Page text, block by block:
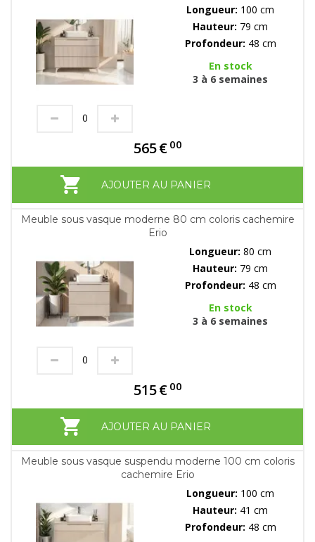
Longueur: 100 cm
Hauteur: 79 cm
Profondeur: 48 cm
En stock
3 à 6 semaines
565€ 00
AJOUTER AU PANIER
Meuble sous vasque moderne 80 cm coloris cachemire
Erio
Longueur: 80 cm
Hauteur: 79 cm
Profondeur: 48 cm
En stock
3 à 6 semaines
515€ 00
AJOUTER AU PANIER
Meuble sous vasque suspendu moderne 100 cm coloris
cachemire Erio
Longueur: 100 cm
Hauteur: 41 cm
Profondeur: 48 cm